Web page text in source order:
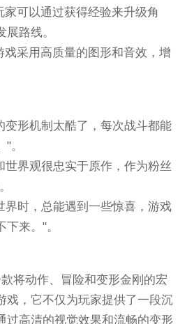
可以通过获得经验来升级角
路线。
采用高质量的图形和音效，增
变形机制太酷了，每次战斗都能
。
世界观很忠实于原作，作为粉丝
界时，总能遇到一些惊喜，游戏
来。"。
将动作、冒险和变形金刚的宏
戏，它不仅为玩家提供了一段沉
过高清的视觉效果和流畅的变形